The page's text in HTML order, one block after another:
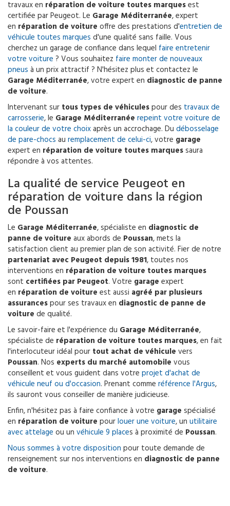
travaux en réparation de voiture toutes marquesest
certifiée par Peugeot. Le Garage Méditerranée, expert
en réparation de voiture offre des prestations d'entretien de
véhicule toutes marques d'une qualité sans faille. Vous
cherchez un garage de confiance dans lequel faire entretenir
votre voiture ? Vous souhaitez faire monter de nouveaux
pneus à un prix attractif ? N'hésitez plus et contactez le
Garage Méditerranée, votre expert en diagnostic de panne
de voiture.
Intervenant sur tous types de véhiculespour des travaux de
carrosserie, le Garage Méditerranée repeint votre voiture de
la couleur de votre choixaprès un accrochage. Du débosselage
de pare-chocs au remplacement de celui-ci, votre garage
expert en réparation de voiture toutes marquessaura
répondre à vos attentes.
La qualité de service Peugeot en
réparation de voiture dans la région
de Poussan
Le Garage Méditerranée, spécialiste en diagnostic de
panne de voiture aux abords de Poussan, mets la
satisfaction client au premier plan de son activité. Fier de notre
partenariat avec Peugeot depuis 1981, toutes nos
interventions en réparation de voiture toutes marques
sont certifiées par Peugeot. Votre garage expert
en réparation de voiture est aussi agréé par plusieurs
assurancespour ses travaux en diagnostic de panne de
voiture de qualité.
Le savoir-faire et l'expérience du Garage Méditerranée,
spécialiste de réparation de voiture toutes marques, en fait
l'interlocuteur idéal pour tout achat de véhicule vers
Poussan. Nos experts du marché automobile vous
conseillent et vous guident dans votre projet d'achat de
véhicule neuf ou d'occasion. Prenant comme référence l'Argus,
ils sauront vous conseiller de manière judicieuse.
Enfin, n'hésitez pas à faire confiance à votre garage spécialisé
en réparation de voiture pourlouer une voiture, un utilitaire
avec attelage ou un véhicule 9 places à proximité de Poussan.
Nous sommes à votre disposition pour toute demande de
renseignement sur nos interventions en diagnostic de panne
de voiture.